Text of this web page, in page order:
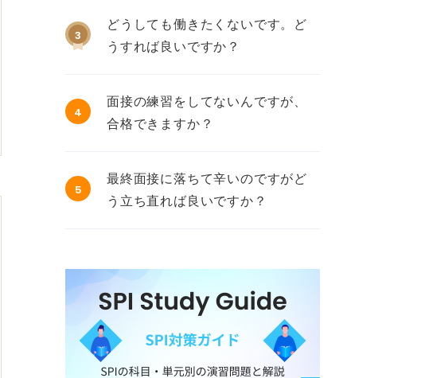
3
どうしても働きたくないです。ど
うすれば良いですか？
4
面接の練習をしてないんですが、
合格できますか？
5
最終面接に落ちて辛いのですがど
う立ち直れば良いですか？